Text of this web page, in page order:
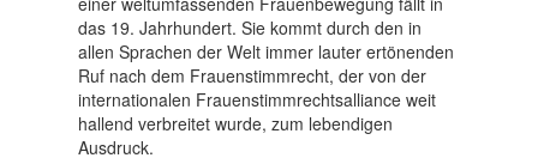
das 19. Jahrhundert. Sie kommt durch den in
allen Sprachen der Welt immer lauter ertönenden
Ruf nach dem Frauenstimmrecht, der von der
internationalen Frauenstimmrechtsalliance weit
hallend verbreitet wurde, zum lebendigen
Ausdruck.